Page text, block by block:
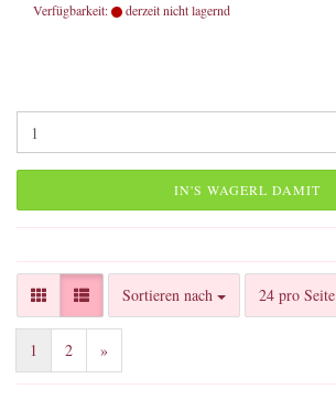
Verfügbarkeit: derzeit nicht lagernd
IN'S WAGERL DAMIT
Sortieren nach
Sortieren nach 24 pro Seite
pro Seite
1 2 »